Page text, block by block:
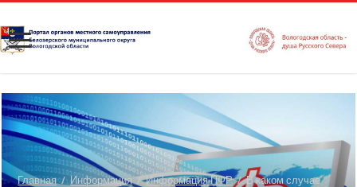
Главная / Информация / Информация ПФР / В каком случае